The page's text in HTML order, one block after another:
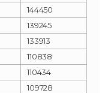
144450
139245
133913
110838
110434
109728